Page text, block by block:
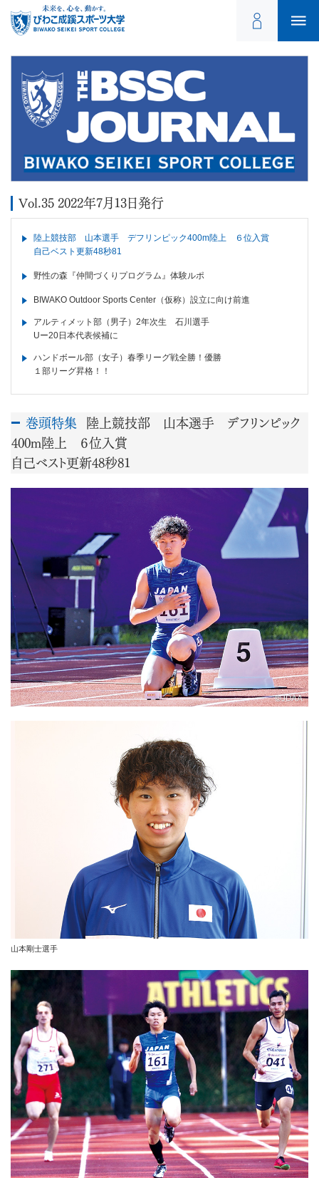
Vol.35 2022年7月13日発行
陸上競技部 山本選手 デフリンピック400m陸上 ６位入賞
自己ベスト更新48秒81
野性の森『仲間づくりプログラム』体験ルポ
BIWAKO Outdoor Sports Center（仮称）設立に向け前進
アルティメット部（男子）2年次生 石川選手
Uー20日本代表候補に
ハンドボール部（女子）春季リーグ戦全勝！優勝
１部リーグ昇格！！
巻頭特集
陸上競技部 山本選手 デフリンピック
400m陸上 ６位入賞
自己ベスト更新48秒81
山本剛士選手